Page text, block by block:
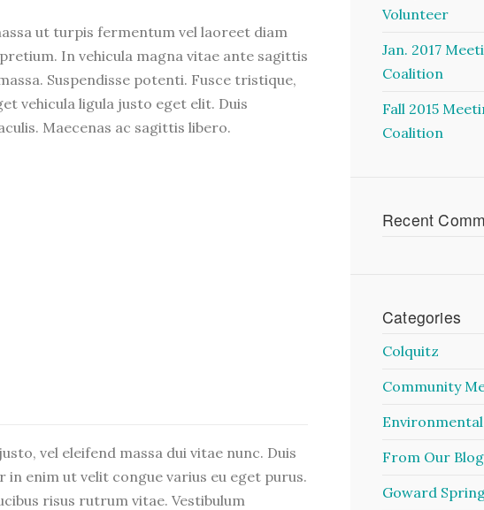
ut turpis fermentum vel laoreet diam
In vehicula magna vitae ante sagittis
Suspendisse potenti. Fusce tristique,
vehicula ligula justo eget elit. Duis
Maecenas ac sagittis libero.
vel eleifend massa dui vitae nunc. Duis
enim ut velit congue varius eu eget purus.
risus rutrum vitae. Vestibulum
Volunteer
Jan. 2017
Coalition
Fall 2015
Coalition
Recent
Categories
Colquitz
Community
From Our Blog
Goward